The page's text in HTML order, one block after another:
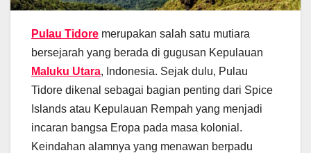
Pulau Tidore merupakan salah satu mutiara
bersejarah yang berada di gugusan Kepulauan
Maluku Utara, Indonesia. Sejak dulu, Pulau
Tidore dikenal sebagai bagian penting dari Spice
Islands atau Kepulauan Rempah yang menjadi
incaran bangsa Eropa pada masa kolonial.
Keindahan alamnya yang menawan berpadu